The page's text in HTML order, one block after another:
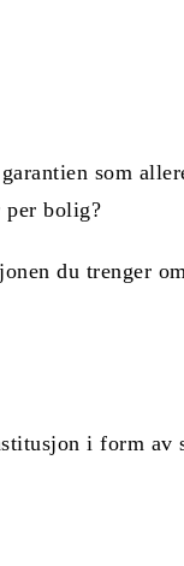
som
per bolig?
du trenger
i form av